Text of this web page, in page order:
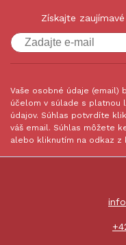
Získajte
Vaše osobné údaje (email)
účelom v súlade s platnou
údajov. Súhlas potvrdíte
váš email. Súhlas môžete
alebo kliknutím na odkaz z